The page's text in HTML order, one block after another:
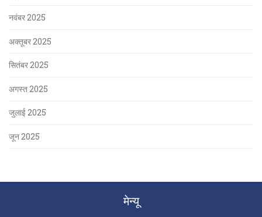
नवंबर 2025
अक्तूबर 2025
सितंबर 2025
अगस्त 2025
जुलाई 2025
जून 2025
मेन्यू